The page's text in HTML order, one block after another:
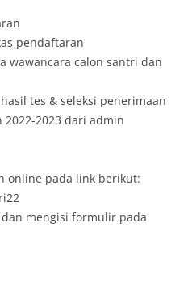
pendaftaran
wawancara calon santri dan
tes & seleksi penerimaan
2023 dari admin
online pada link berikut:
mengisi formulir pada